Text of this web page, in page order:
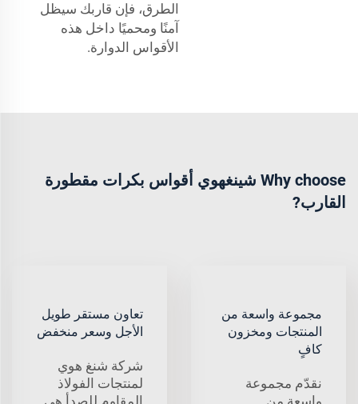
الطرق، فإن قاربك سيظل
آمنًا ومحميًا داخل هذه
الأقواس الدوارة.
Why choose شينغهوي أقواس بكرات مقطورة
القارب?
مجموعة واسعة من
المنتجات ومخزون
كافٍ
نقدّم مجموعة
واسعة من
تعاون مستقر طويل
الأجل وسعر منخفض
شركة شنغ هوي
لمنتجات الفولاذ
المقاوم للصدأ هي